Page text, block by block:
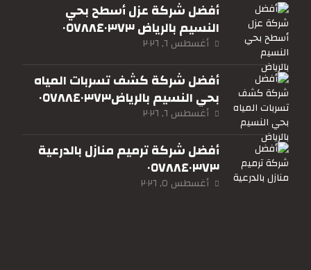
أفضل شركة عزل أسطح بحي
النسيم بالرياض ٠٥٧٨٨٤٠٣٧٣
أغسطس ٦, ٢٠٢٦
أفضل شركة كشف تسربات المياه
بحي النسيم بالرياض٠٥٧٨٨٤٠٣٧٣
أغسطس ٦, ٢٠٢٦
أفضل شركة ترميم منازل بالدرعية
٠٥٧٨٨٤٠٣٧٣
أغسطس ٥, ٢٠٢٦